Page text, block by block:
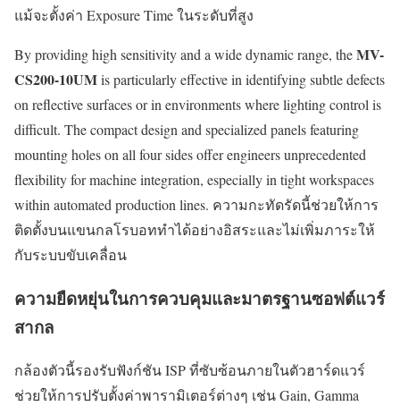
แม้จะตั้งค่า Exposure Time ในระดับที่สูง
By providing high sensitivity and a wide dynamic range, theMV-
CS200-10UMis particularly effective in identifying subtle defects
on reflective surfaces or in environments where lighting control is
difficult. The compact design and specialized panels featuring
mounting holes on all four sides offer engineers unprecedented
flexibility for machine integration, especially in tight workspaces
within automated production lines. ความกะทัดรัดนี้ช่วยให้การ
ติดตั้งบนแขนกลโรบอททำได้อย่างอิสระและไม่เพิ่มภาระให้
กับระบบขับเคลื่อน
ความยืดหยุ่นในการควบคุมและมาตรฐานซอฟต์แวร์
สากล
กล้องตัวนี้รองรับฟังก์ชัน ISP ที่ซับซ้อนภายในตัวฮาร์ดแวร์
ช่วยให้การปรับตั้งค่าพารามิเตอร์ต่างๆ เช่น Gain, Gamma